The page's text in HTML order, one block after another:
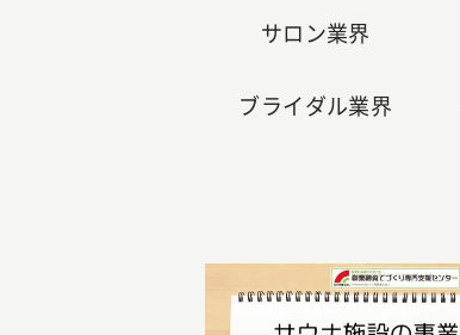
サロン業界
ブライダル業界